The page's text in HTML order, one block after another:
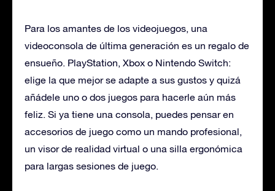
Para los amantes de los videojuegos, una
videoconsola de última generación es un regalo de
ensueño. PlayStation, Xbox o Nintendo Switch:
elige la que mejor se adapte a sus gustos y quizá
añádele uno o dos juegos para hacerle aún más
feliz. Si ya tiene una consola, puedes pensar en
accesorios de juego como un mando profesional,
un visor de realidad virtual o una silla ergonómica
para largas sesiones de juego.